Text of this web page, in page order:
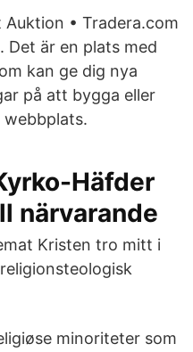
• Tradera.com
Det är en plats med
kan ge dig nya
på att bygga eller
webbplats.
Häfder
närvarande
Kristen tro mitt i
minoriteter som